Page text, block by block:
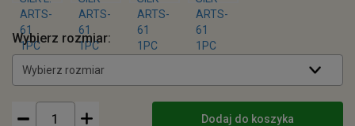
Wybierz rozmiar:
Wybierz rozmiar
Dodaj do koszyka